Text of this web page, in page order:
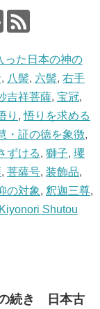
った日本の神の
, 八髻, 六髻, 右手
吉祥菩薩, 宝冠,
り ,悟りを求める
・証の徳を象徴,
ずける, 獅子, 瓔
, 菩薩号, 装飾品,
の対象, 釈迦三尊,
Kiyonori Shutou
続き 日本古